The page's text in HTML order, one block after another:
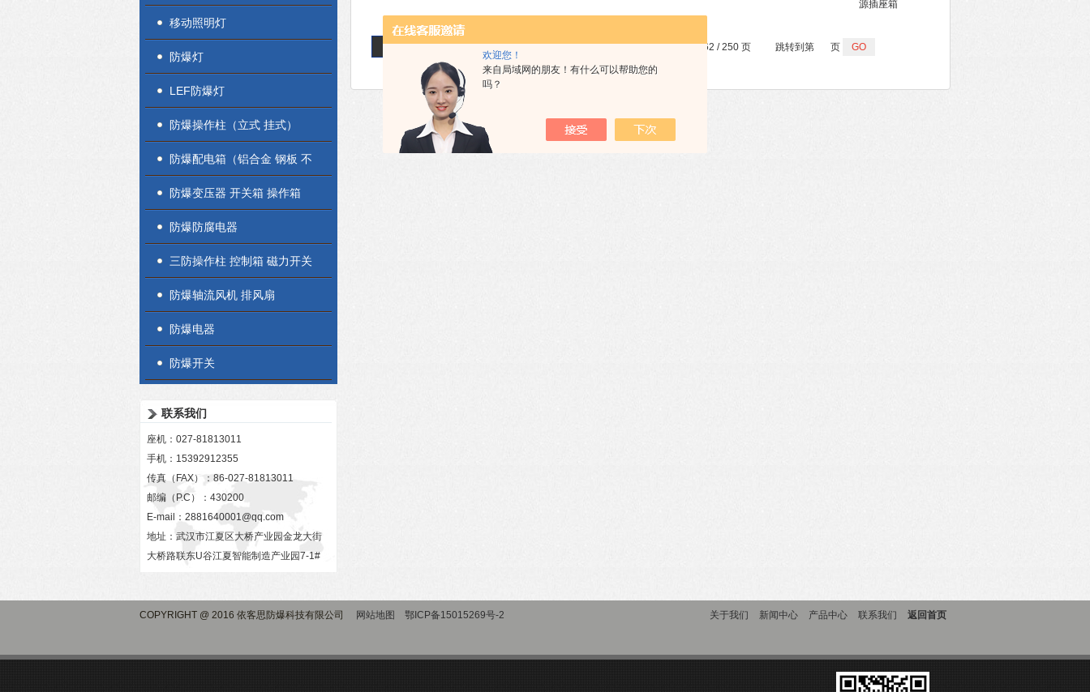
欢迎您！
来自局域网的朋友！有什么可以帮助您的
吗？
移动照明灯
防爆灯
LEF防爆灯
防爆操作柱（立式 挂式）
防爆配电箱（铝合金 钢板 不
锈钢）
防爆变压器 开关箱 操作箱
防爆防腐电器
三防操作柱 控制箱 磁力开关
盒
防爆轴流风机 排风扇
防爆电器
防爆开关
联系我们
座机：027-81813011
手机：15392912355
传真（FAX）：86-027-81813011
邮编（P.C）：430200
E-mail： 2881640001@qq.com
地址：武汉市江夏区大桥产业园金龙大街
大桥路联东U谷江夏智能制造产业园7-1#
泵风机防爆控制箱
接头挠性管
共 3000 条记录，当前 62 / 250 页
首页 上一页 下一页 末页 跳转到第 页
COPYRIGHT @ 2016 依客思防爆科技有限公司 网站地图 鄂ICP备15015269号-2 关于我们 新闻中心 产品中心 联系我们 返回首页